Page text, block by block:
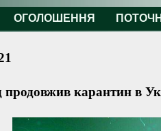
ОГОЛОШЕННЯ
продовжив карантин в